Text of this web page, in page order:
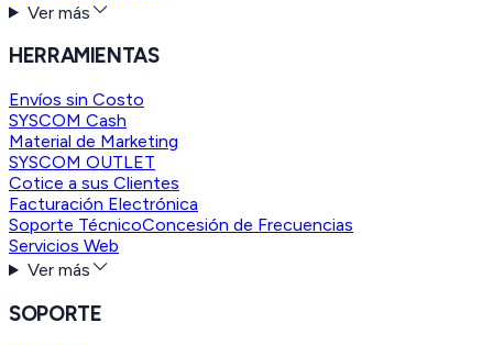
Ver más
HERRAMIENTAS
Envíos sin Costo
SYSCOM Cash
Material de Marketing
SYSCOM OUTLET
Cotice a sus Clientes
Facturación Electrónica
Soporte TécnicoConcesión de Frecuencias
Servicios Web
Ver más
SOPORTE